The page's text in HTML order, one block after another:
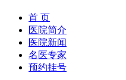
首 页
医院简介
医院新闻
名医专家
预约挂号